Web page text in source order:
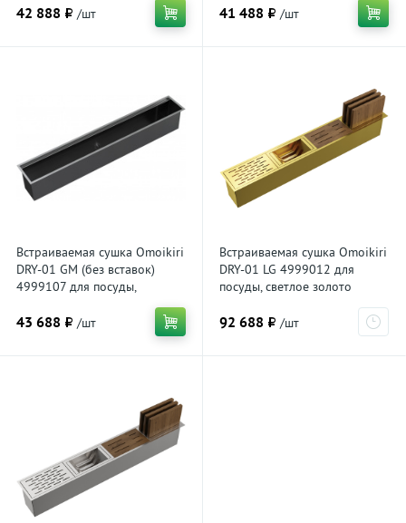
42 888 ₽ /шт 41 488 ₽ /шт
Встраиваемая сушка Omoikiri
DRY-01 GM (без вставок)
4999107 для посуды,
43 688 ₽ /шт
Встраиваемая сушка Omoikiri
DRY-01 LG 4999012 для
посуды, светлое золото
92 688 ₽ /шт